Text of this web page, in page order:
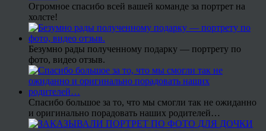
Огромное спасибо всей вашей команде за портрет на
холсте!
Безумно рады полученному подарку — портрету по
фото, видео отзыв.
Спасибо большое за то, что мы смогли так не ожиданно
и оригинально порадовать наших родителей…